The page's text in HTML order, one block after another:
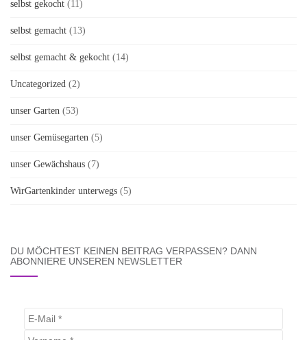
selbst gekocht (11)
selbst gemacht (13)
selbst gemacht & gekocht (14)
Uncategorized (2)
unser Garten (53)
unser Gemüsegarten (5)
unser Gewächshaus (7)
WirGartenkinder unterwegs (5)
DU MÖCHTEST KEINEN BEITRAG VERPASSEN? DANN
ABONNIERE UNSEREN NEWSLETTER